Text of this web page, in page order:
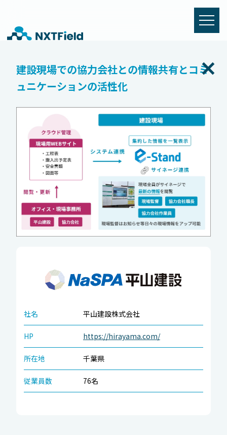
建設現場での協力会社との情報共有​とコミ
ュニケーションの活性化
社名 平山建設株式会社
HP https://hirayama.com/
所在地 千葉県
従業員数 76名